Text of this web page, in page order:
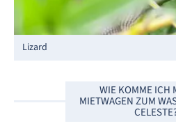
Lizard
WIE KOMME ICH
MIETWAGEN ZUM